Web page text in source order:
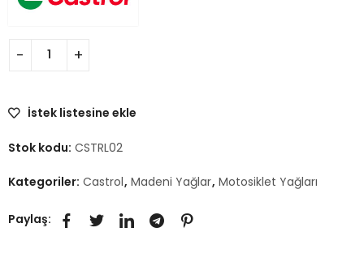
İstek listesine ekle
Stok kodu: CSTRL02
Kategoriler: Castrol, Madeni Yağlar, Motosiklet Yağları
Paylaş: